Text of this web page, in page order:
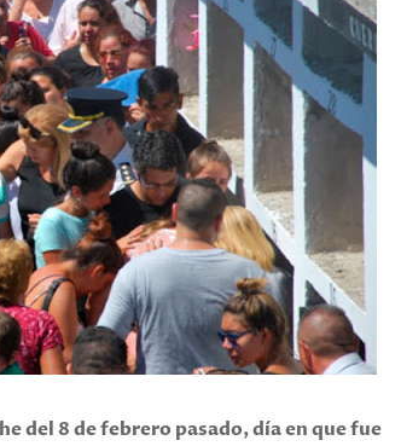
del 8 de febrero pasado, día en que fue